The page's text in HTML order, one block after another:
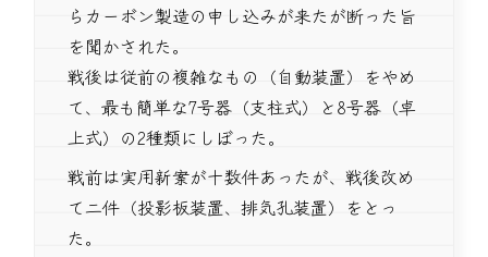
らカーボン製造の申し込みが来たが断った旨
を聞かされた。
戦後は従前の複雑なもの（自動装置）をやめ
て、最も簡単な7号器（支柱式）と8号器（卓
上式）の2種類にしぼった。
戦前は実用新案が十数件あったが、戦後改め
て二件（投影板装置、排気孔装置）をとっ
た。